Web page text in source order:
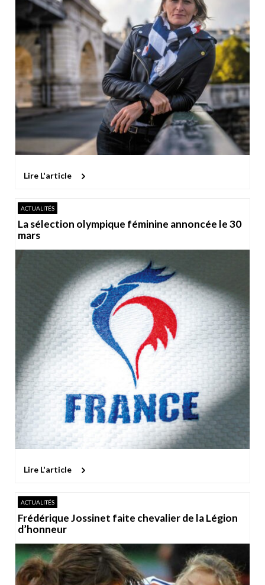
Lire L'article
ACTUALITÉS
La sélection olympique féminine annoncée le 30
mars
Lire L'article
ACTUALITÉS
Frédérique Jossinet faite chevalier de la Légion
d’honneur